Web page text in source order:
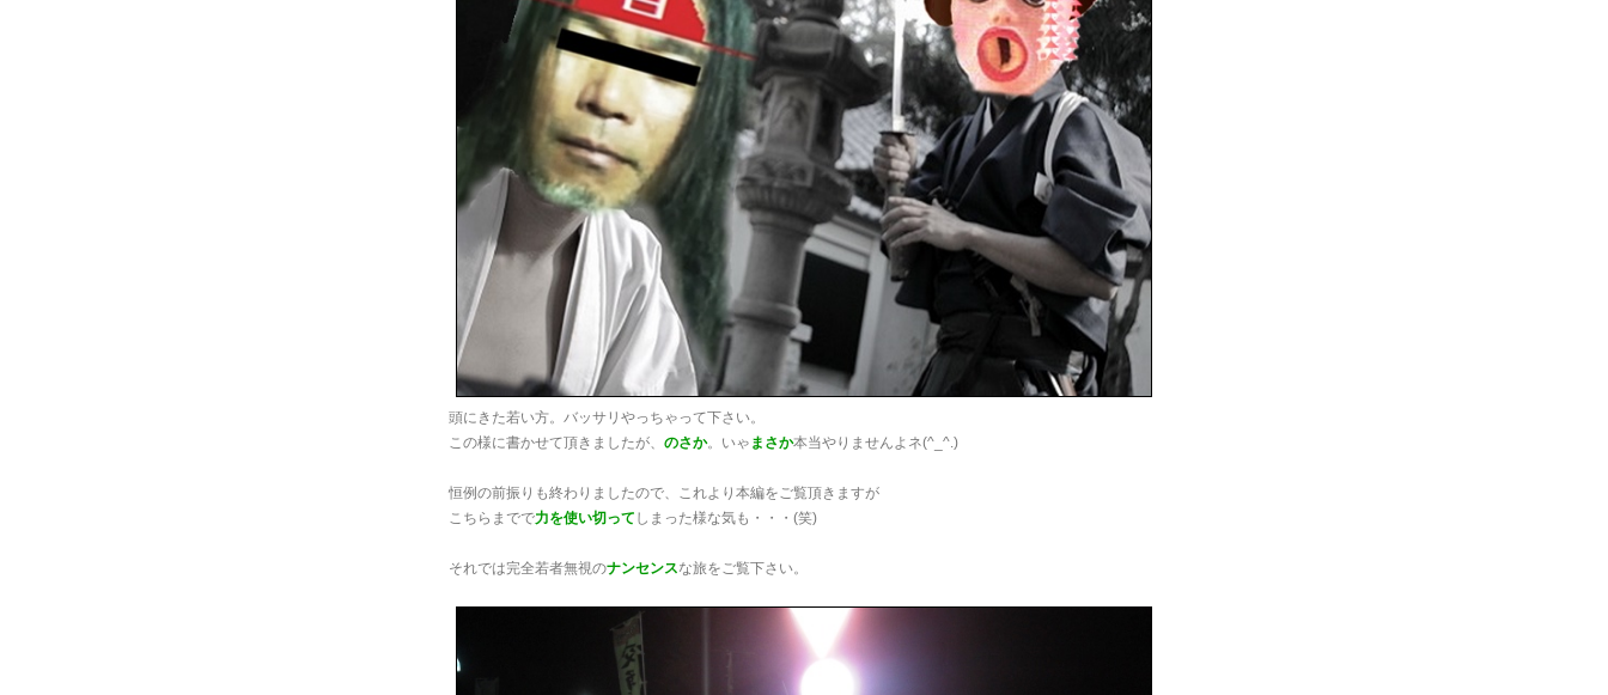
頭にきた若い方。バッサリやっちゃって下さい。
この様に書かせて頂きましたが、 のさか。いゃ まさか本当やりませんよネ(^_^.)
恒例の前振りも終わりましたので、これより本編をご覧頂きますが
こちらまでで力を使い切って しまった様な気も・・・(笑)
それでは完全若者無視のナンセンスな旅をご覧下さい。